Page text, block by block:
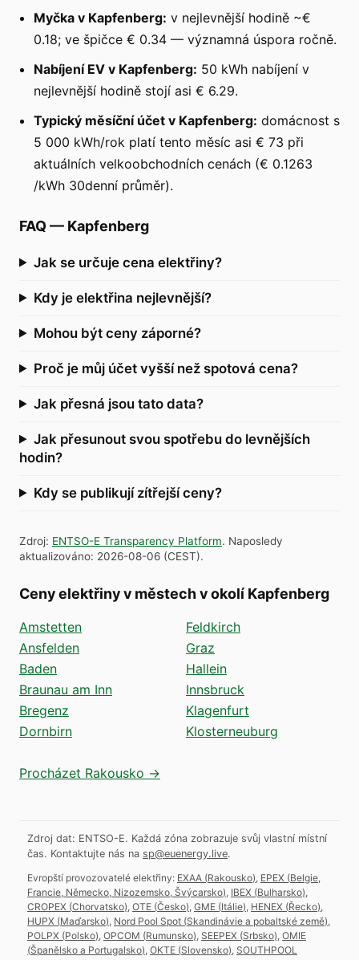
Myčka v Kapfenberg: v nejlevnější hodině ~€
0.18; ve špičce € 0.34 — významná úspora ročně.
Nabíjení EV v Kapfenberg: 50 kWh nabíjení v
nejlevnější hodině stojí asi € 6.29.
Typický měsíční účet v Kapfenberg: domácnost s
5 000 kWh/rok platí tento měsíc asi € 73 při
aktuálních velkoobchodních cenách (€ 0.1263
/kWh 30denní průměr).
FAQ — Kapfenberg
Jak se určuje cena elektřiny?
Kdy je elektřina nejlevnější?
Mohou být ceny záporné?
Proč je můj účet vyšší než spotová cena?
Jak přesná jsou tato data?
Jak přesunout svou spotřebu do levnějších
hodin?
Kdy se publikují zítřejší ceny?
Zdroj: ENTSO-E Transparency Platform. Naposledy
aktualizováno: 2026-08-06 (CEST).
Ceny elektřiny v městech v okolí Kapfenberg
Amstetten
Ansfelden
Baden
Braunau am Inn
Bregenz
Dornbirn
Feldkirch
Graz
Hallein
Innsbruck
Klagenfurt
Klosterneuburg
Procházet Rakousko →
Zdroj dat: ENTSO-E. Každá zóna zobrazuje svůj vlastní místní
čas. Kontaktujte nás na sp@euenergy.live.
Evropští provozovatelé elektřiny: EXAA (Rakousko) EPEX (Belgie,
Francie, Německo, Nizozemsko, Švýcarsko) IBEX (Bulharsko)
CROPEX (Chorvatsko) OTE (Česko) GME (Itálie) HENEX (Řecko)
HUPX (Maďarsko) Nord Pool Spot (Skandinávie a pobaltské země)
POLPX (Polsko) OPCOM (Rumunsko) SEEPEX (Srbsko) OMIE
(Španělsko a Portugalsko) OKTE (Slovensko) SOUTHPOOL